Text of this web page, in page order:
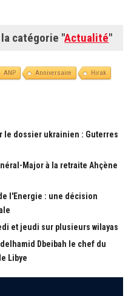
catégorie "Actualité"
ANP Anniversaire Hirak
le dossier ukrainien : Guterres
Major à la retraite Ahçène
l'Energie : une décision
et jeudi sur plusieurs wilayas
Dbeibah le chef du
Libye